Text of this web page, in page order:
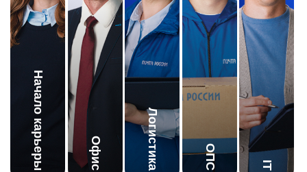
Начало карьеры Офис Логистика ОПС IT